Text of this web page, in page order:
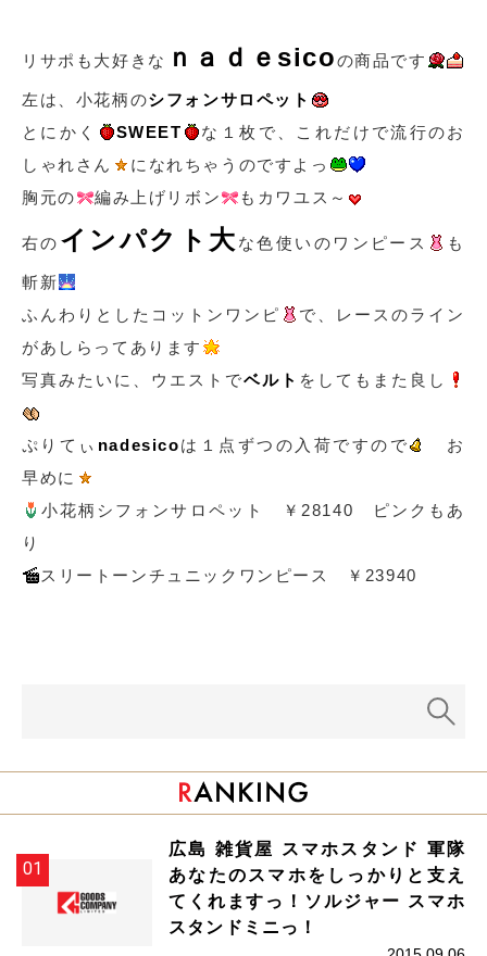
リサポも大好きな ｎａｄｅsicoの商品です
左は、小花柄のシフォンサロペット
とにかく
SWEET
な１枚で、これだけで流行のお
しゃれさん
になれちゃうのですよっ
胸元の
編み上げリボン もカワユス～
右の インパクト大 な色使いのワンピース も
斬新
ふんわりとしたコットンワンピ
で、レースのライン
があしらってあります
写真みたいに、ウエストでベルト をしてもまた良し
ぷりてぃ nadesicoは１点ずつの入荷ですので
お
早めに
小花柄シフォンサロペット ￥28140 ピンクもあ
り
スリートーンチュニックワンピース ￥23940
広島 雑貨屋 スマホスタンド 軍隊
あなたのスマホをしっかりと支え
てくれますっ！ソルジャー スマホ
スタンドミニっ！